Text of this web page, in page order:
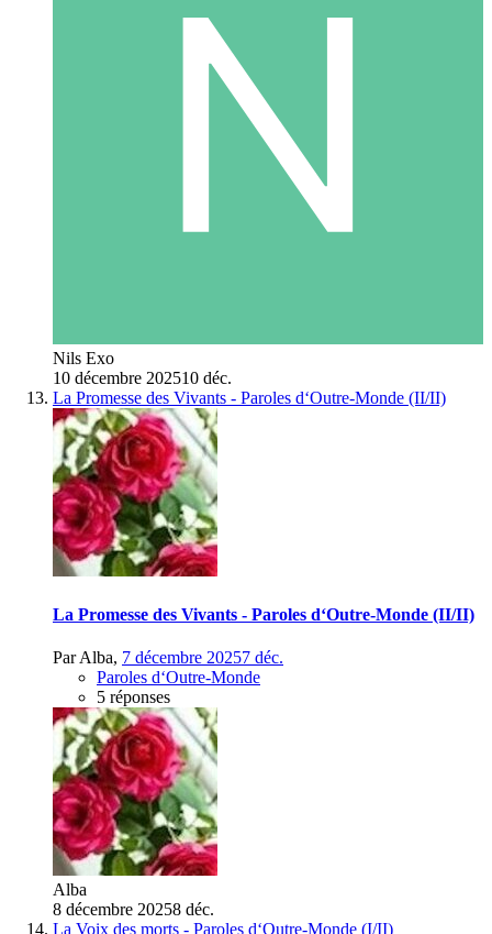
Nils Exo
10 décembre 202510 déc.
La Promesse des Vivants - Paroles d‘Outre-Monde (II/II)
La Promesse des Vivants - Paroles d‘Outre-Monde (II/II)
ParAlba, 7 décembre 20257 déc.
Paroles d‘Outre-Monde
5 réponses
Alba
8 décembre 20258 déc.
La Voix des morts - Paroles d‘Outre-Monde (I/II)